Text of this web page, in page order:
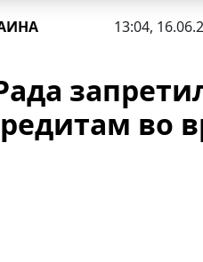
13:04,
во